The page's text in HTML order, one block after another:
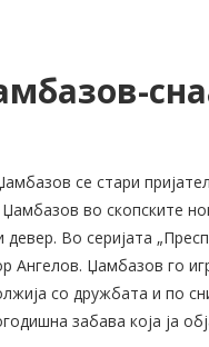
се стари
во скопските
девер. Во серијата
Ангелов. Џамбазов го
со дружбата и по
забава која ја